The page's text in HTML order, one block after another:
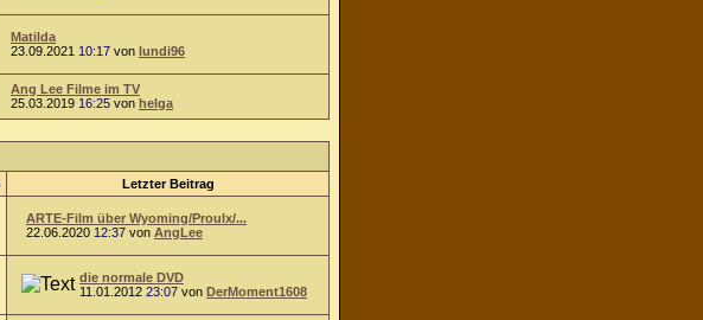
Matilda
23.09.2021 10:17 von lundi96
Ang Lee Filme im TV
25.03.2019 16:25 von helga
Letzter Beitrag
ARTE-Film über Wyoming/Proulx/...
22.06.2020 12:37 von AngLee
die normale DVD
11.01.2012 23:07 von DerMoment1608